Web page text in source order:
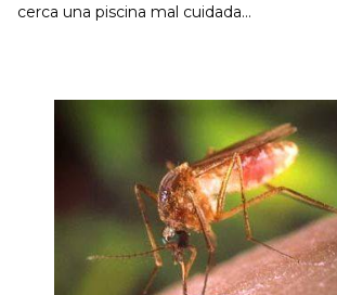
cerca una piscina mal cuidada…